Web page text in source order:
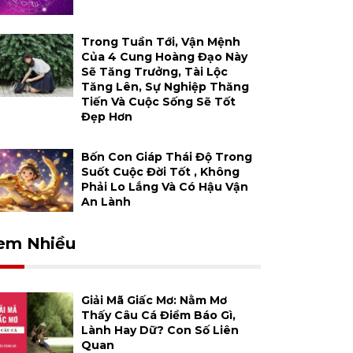
Trong Tuần Tới, Vận Mệnh
Của 4 Cung Hoàng Đạo Này
Sẽ Tăng Trưởng, Tài Lộc
Tăng Lên, Sự Nghiệp Thăng
Tiến Và Cuộc Sống Sẽ Tốt
Đẹp Hơn
Bốn Con Giáp Thái Độ Trong
Suốt Cuộc Đời Tốt , Không
Phải Lo Lắng Và Có Hậu Vận
An Lành
Nhiều
Giải Mã Giấc Mơ: Nằm Mơ
Thấy Câu Cá Điềm Báo Gì,
Lành Hay Dữ? Con Số Liên
Quan